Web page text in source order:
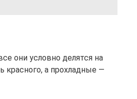
они условно делятся на
а прохладные —